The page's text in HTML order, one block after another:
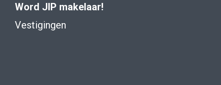
Word JIP makelaar!
Vestigingen